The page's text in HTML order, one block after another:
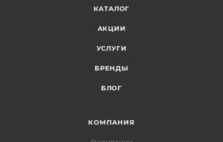
КАТАЛОГ
АКЦИИ
УСЛУГИ
БРЕНДЫ
БЛОГ
КОМПАНИЯ